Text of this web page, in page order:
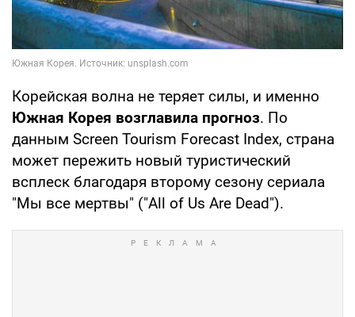
Корейская волна не теряет силы, и именно
Южная Корея возглавила прогноз. По
данным Screen Tourism Forecast Index, страна
может пережить новый туристический
всплеск благодаря второму сезону сериала
"Мы все мертвы" ("All of Us Are Dead").